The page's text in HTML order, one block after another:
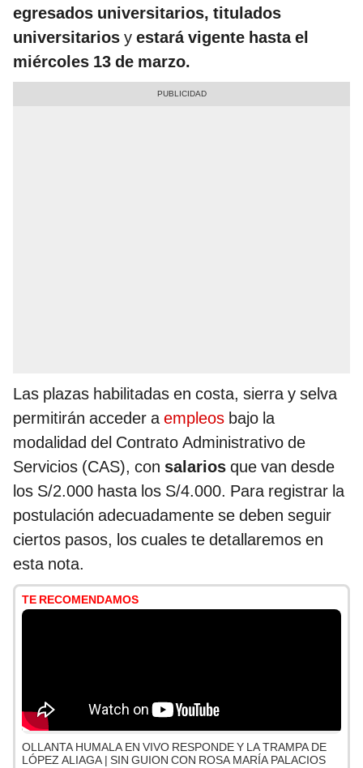
egresados universitarios, titulados
universitarios y estará vigente hasta el
miércoles 13 de marzo.
Las plazas habilitadas en costa, sierra y selva
permitirán acceder aempleos bajo la
modalidad del Contrato Administrativo de
Servicios (CAS), con salarios que van desde
los S/2.000 hasta los S/4.000. Para registrar la
postulación adecuadamente se deben seguir
ciertos pasos, los cuales te detallaremos en
esta nota.
TE RECOMENDAMOS
OLLANTA HUMALA EN VIVO RESPONDE Y LA TRAMPA DE
LÓPEZ ALIAGA | SIN GUION CON ROSA MARÍA PALACIOS